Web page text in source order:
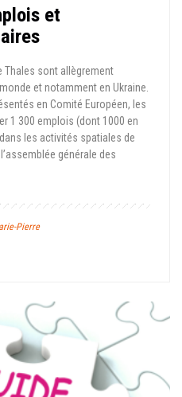
et
Thales sont allègrement
et notamment en Ukraine.
en Comité Européen, les
1 300 emplois (dont 1000 en
les activités spatiales de
générale des
Pierre